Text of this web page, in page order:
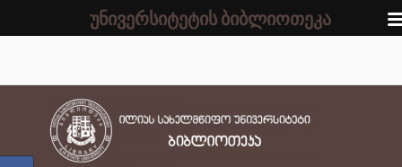
უნივერსიტეტის ბიბლიოთეკა